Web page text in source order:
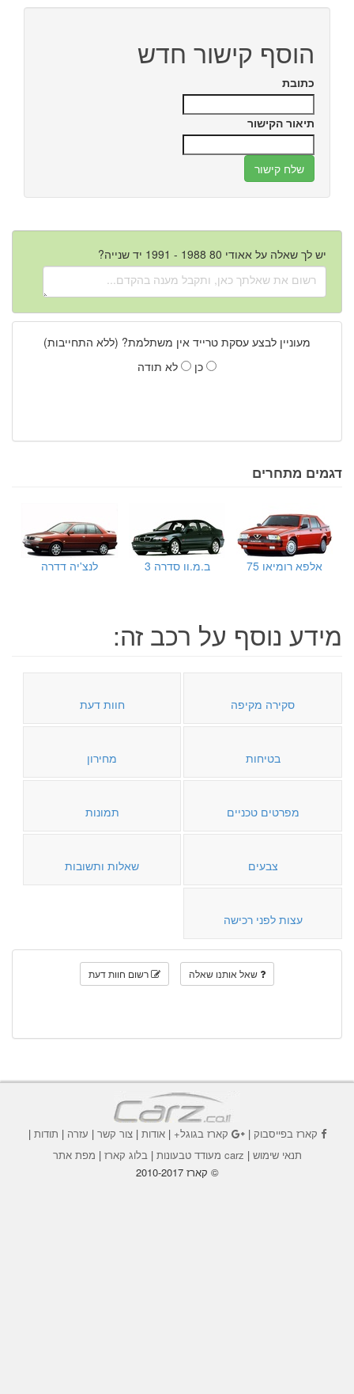
הוסף קישור חדש
כתובת
תיאור הקישור
יש לך שאלה על אאודי 80 1988 - 1991 יד שנייה?
מעוניין לבצע עסקת טרייד אין משתלמת? (ללא התחייבות)
כן
לא תודה
דגמים מתחרים
אלפא רומיאו 75 ב.מ.וו סדרה 3 לנצ'יה דדרה
מידע נוסף על רכב זה:
סקירה מקיפה חוות דעת
בטיחות מחירון
מפרטים טכניים תמונות
צבעים שאלות ותשובות
עצות לפני רכישה
שאל אותנו שאלה רשום חוות דעת
קארז בפייסבוק| קארז בגוגל+|אודות |צור קשר | עזרה | תודות |
תנאי שימוש | carz מעודד טבעונות | בלוג קארז | מפת אתר
© קארז 2010-2017